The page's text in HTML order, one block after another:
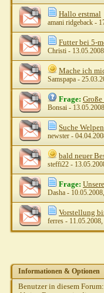
Hallo erstmal
amani ridgeback -
Futter bei 5-
Christi -
Mache ich
Samspapa -
Frage: Große
Bonsai -
Suche Welpen
newster -
bald neuer
steffi22 -
Frage:
Dasha -
Vorstellung
ferres -
Informationen & Optionen
Benutzer in diesem Forum: